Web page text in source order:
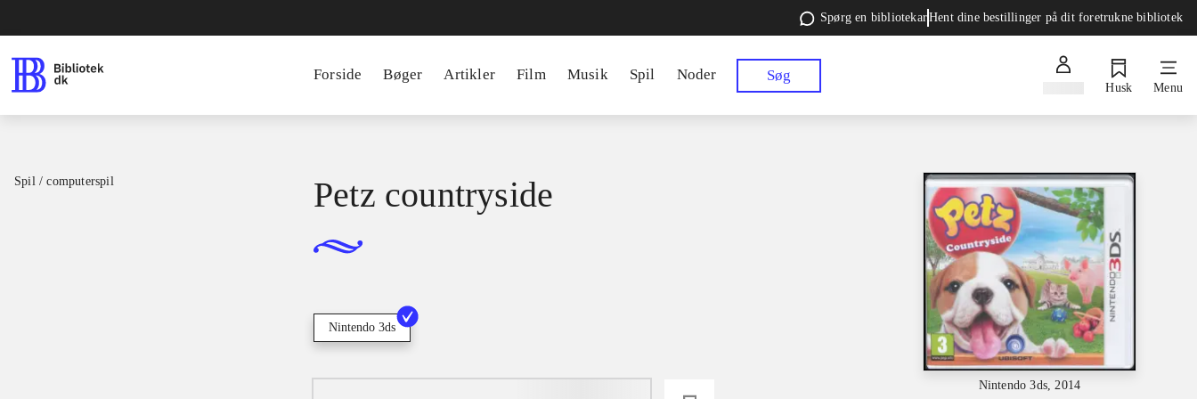
Spørg en bibliotekarHent dine bestillinger på dit foretrukne bibliotek
Forside Bøger Artikler Film Musik Spil Noder Søg
Husk Menu
Spil / computerspil
Nintendo 3ds, 2014
Petz countryside
Nintendo 3ds